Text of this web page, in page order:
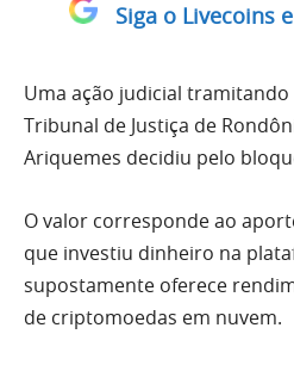
Siga o Livecoins
Uma ação judicial tramitando
Tribunal de Justiça de
Ariquemes decidiu pelo
O valor corresponde ao
que investiu dinheiro na
supostamente oferece
de criptomoedas em nuvem.